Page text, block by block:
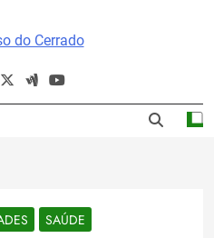
Do
Cerrado
SAÚDE